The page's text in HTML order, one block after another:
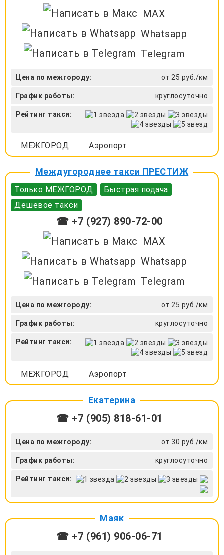
MAX
Whatsapp
Telegram
Цена по межгороду: от 25 руб./км
График работы: круглосуточно
Рейтинг такси:
МЕЖГОРОД Аэропорт
Междугороднее такси ПРЕСТИЖ
Только МЕЖГОРОД
Быстрая подача
Дешевое такси
☎ +7 (927) 890-72-00
MAX
Whatsapp
Telegram
Цена по межгороду: от 25 руб./км
График работы: круглосуточно
Рейтинг такси:
МЕЖГОРОД Аэропорт
Екатерина
☎ +7 (905) 818-61-01
Цена по межгороду: от 30 руб./км
График работы: круглосуточно
Рейтинг такси:
Маяк
☎ +7 (961) 906-06-71